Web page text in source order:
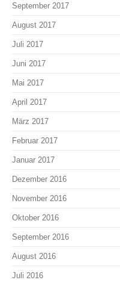
September 2017
August 2017
Juli 2017
Juni 2017
Mai 2017
April 2017
März 2017
Februar 2017
Januar 2017
Dezember 2016
November 2016
Oktober 2016
September 2016
August 2016
Juli 2016